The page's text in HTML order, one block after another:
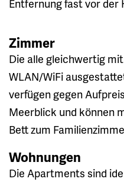
Entfernung fast vor der
Zimmer
Die alle gleichwertig
WLAN/WiFi
verfügen gegen
Meerblick und können
Bett zum
Wohnungen
Die Apartments sind